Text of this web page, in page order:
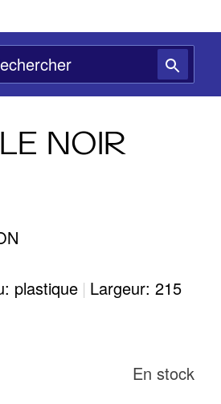
NOIR
plastique | Largeur: 215
En stock